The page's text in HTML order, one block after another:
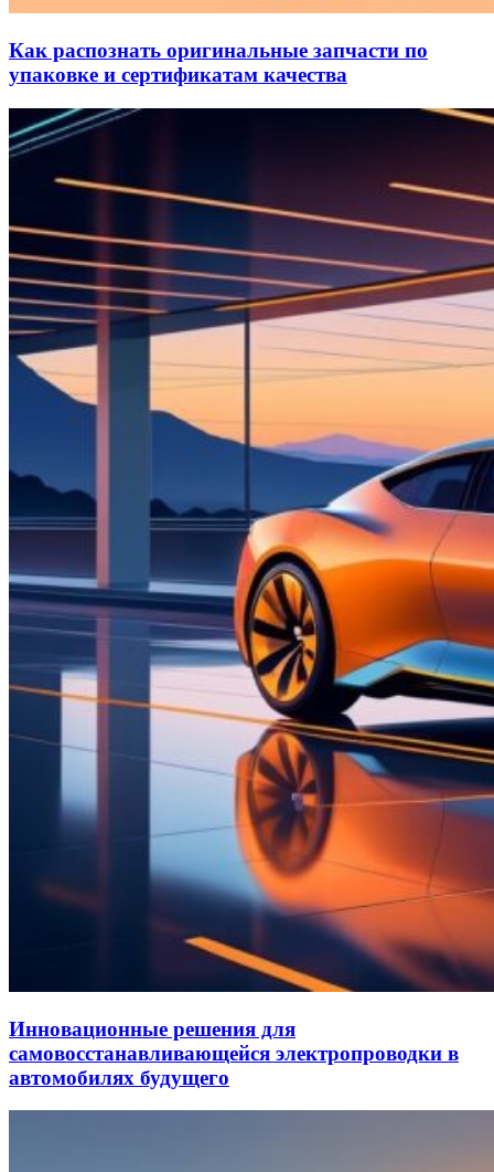
Как распознать оригинальные запчасти по
упаковке и сертификатам качества
Инновационные решения для
самовосстанавливающейся электропроводки в
автомобилях будущего